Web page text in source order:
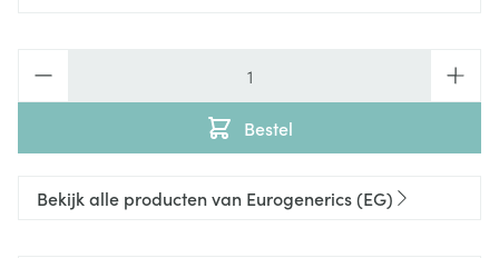
Bestel
Bekijk alle producten van Eurogenerics (EG)